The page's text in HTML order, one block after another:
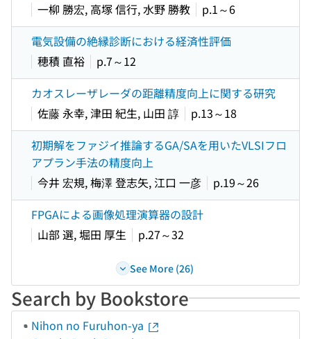
一柳 勝宏, 高塚 信行, 水野 勝教
p.1～6
電気設備の絶縁診断における経済性評価
穂積 直裕
p.7～12
カオスレーザレーダの距離精度向上に関する研究
佐藤 永幸, 津田 紀生, 山田 諄
p.13～18
初期解をファジイ推論するGA/SAを用いたVLSIフロ
アプラン手法の精度向上
今井 宏規, 梅澤 登志矢, 江口 一彦
p.19～26
FPGAによる画像処理演算器の設計
山部 選, 堀田 厚生
p.27～32
See More (26)
Search by Bookstore
Nihon no Furuhon-ya